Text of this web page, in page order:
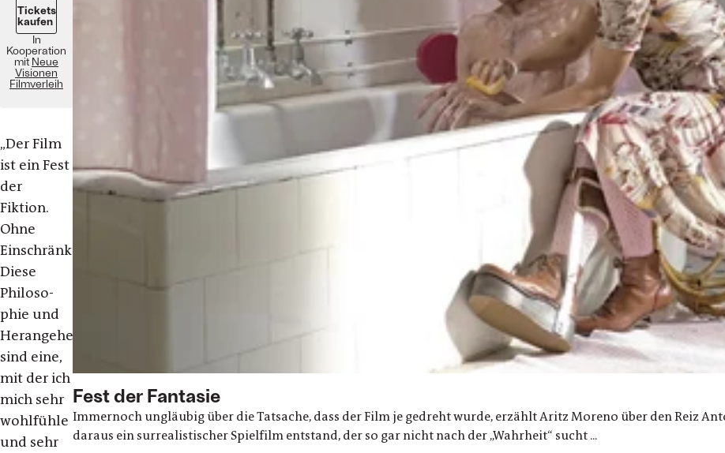
Tickets
kaufen
In
Kooperation
mit Neue
Visionen
Filmverleih
„Der Film
ist ein Fest
der
Fiktion.
Ohne
Einschränkung.
Diese
Philoso-
phie und
Herangehensweise
sind eine,
mit der ich
mich sehr
wohlfühle
und sehr
Fest der Fantasie
Immernoch ungläubig über die Tatsache, dass der Film je gedreht wurde, erzählt Aritz Moreno über den Reiz
daraus ein surrealistischer Spielfilm entstand, der so gar nicht nach der „Wahrheit“ sucht ...